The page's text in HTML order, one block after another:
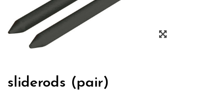
Zoom
sliderods (pair)